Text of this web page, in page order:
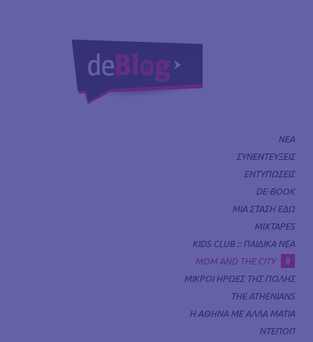
ΝΕΑ
ΣΥΝΕΝΤΕΥΞΕΙΣ
ΕΝΤΥΠΩΣΕΙΣ
DE-BOOK
ΜΙΑ ΣΤΑΣΗ ΕΔΩ
MIXTAPES
KIDS CLUB :: ΠΑΙΔΙΚΑ ΝΕΑ
MOM AND THE CITY
#
ΜΙΚΡΟΙ ΗΡΩΕΣ ΤΗΣ ΠΟΛΗΣ
THE ATHENIANS
Η ΑΘΗΝΑ ΜΕ ΑΛΛΑ ΜΑΤΙΑ
ΝΤΕΠΟΠ